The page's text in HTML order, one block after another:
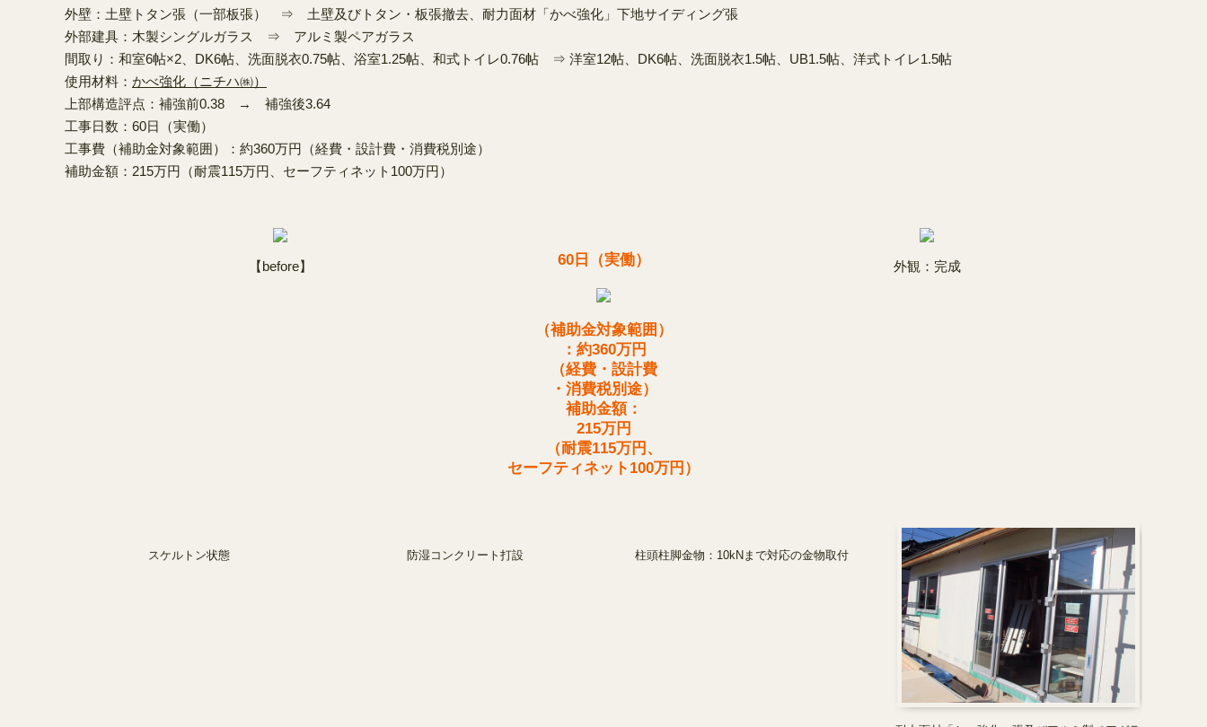
外壁：土壁トタン張（一部板張） ⇒ 土壁及びトタン・板張撤去、耐力面材「かべ強化」下地サイディング張
外部建具：木製シングルガラス ⇒ アルミ製ペアガラス
間取り：和室6帖×2、DK6帖、洗面脱衣0.75帖、浴室1.25帖、和式トイレ0.76帖 ⇒ 洋室12帖、DK6帖、洗面脱衣1.5帖、UB1.5帖、洋式トイレ1.5帖
使用材料： かべ強化（ニチハ㈱）
上部構造評点：補強前0.38 → 補強後3.64
工事日数：60日（実働）
工事費（補助金対象範囲）：約360万円（経費・設計費・消費税別途）
補助金額：215万円（耐震115万円、セーフティネット100万円）
【before】 60日（実働）
（補助金対象範囲）
：約360万円
（経費・設計費
・消費税別途）
補助金額：
215万円
（耐震115万円、
セーフティネット100万円）
外観：完成
スケルトン状態 防湿コンクリート打設 柱頭柱脚金物：10kNまで対応の金物取付